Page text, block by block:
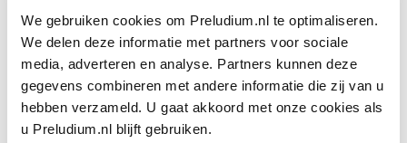
We gebruiken cookies om Preludium.nl te optimaliseren.
We delen deze informatie met partners voor sociale
media, adverteren en analyse. Partners kunnen deze
gegevens combineren met andere informatie die zij van u
hebben verzameld. U gaat akkoord met onze cookies als
u Preludium.nl blijft gebruiken.